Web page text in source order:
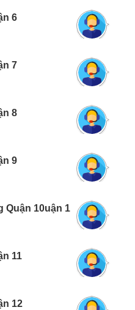
6
7
8
9
Quận 10uận 1
11
12